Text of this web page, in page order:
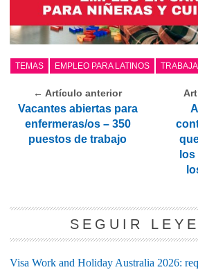
TEMAS EMPLEO PARA LATINOS
← Artículo anterior
Vacantes abiertas para
enfermeras/os – 350
puestos de trabajo
SEGUIR
Visa Work and Holiday Australia 2026: